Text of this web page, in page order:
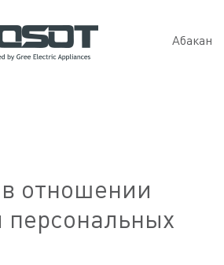
Абакан
отношении
персональных